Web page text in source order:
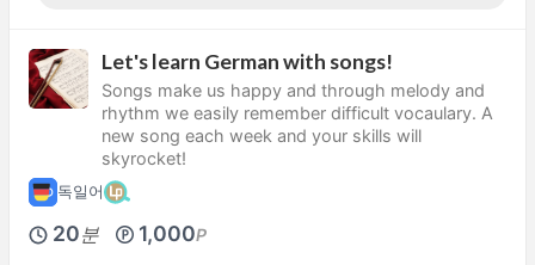
Let's learn German with songs!
Songs make us happy and through melody and
rhythm we easily remember difficult vocaulary. A
new song each week and your skills will
skyrocket!
독일어
20분 1,000P